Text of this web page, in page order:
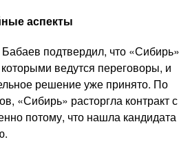
аспекты
подтвердил, что «Сибирь»
ведутся переговоры, и
решение уже принято. По
«Сибирь» расторгла контракт с
потому, что нашла кандидата